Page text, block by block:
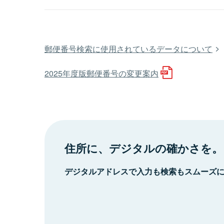
郵便番号検索に使用されているデータについて
2025年度版郵便番号の変更案内
住所に、デジタルの確かさを。
デジタルアドレスで入力も検索もスムーズ